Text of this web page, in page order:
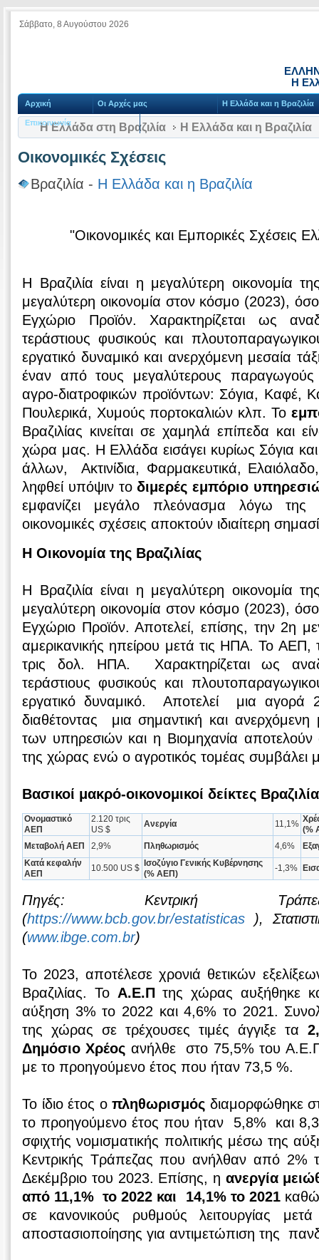
Σάββατο, 8 Αυγούστου 2026
Η
Αρχική Οι Αρχές μας Η Ελλάδα και η Βραζιλία
Επικοινωνία
Η Ελλάδα στη Βραζιλία Η Ελλάδα και η Βραζιλία
Οικονομικές Σχέσεις
Βραζιλία - Η Ελλάδα και η Βραζιλία
"Οικονομικές και Εμπορικές Σχέσεις
Η Βραζιλία είναι η μεγαλύτερη οικονομία
μεγαλύτερη οικονομία στον κόσμο (2023),
Εγχώριο Προϊόν. Χαρακτηρίζεται ως
τεράστιους φυσικούς και
εργατικό δυναμικό και ανερχόμενη μεσαία
έναν από τους μεγαλύτερους παραγωγούς
αγρο-διατροφικών προϊόντων: Σόγια, Καφέ,
Πουλερικά, Χυμούς πορτοκαλιών κλπ. Το
Βραζιλίας κινείται σε χαμηλά επίπεδα και
χώρα μας. Η Ελλάδα εισάγει κυρίως Σόγια
άλλων, Ακτινίδια, Φαρμακευτικά,
ληφθεί υπόψιν τοδιμερές εμπόριο
εμφανίζει μεγάλο πλεόνασμα λόγω της
οικονομικές σχέσεις αποκτούν ιδιαίτερη
Η Οικονομία της Βραζιλίας
Η Βραζιλία είναι η μεγαλύτερη οικονομία
μεγαλύτερη οικονομία στον κόσμο (2023),
Εγχώριο Προϊόν. Αποτελεί, επίσης, την 2η
αμερικανικής ηπείρου μετά τις ΗΠΑ. Το
τρις δολ. ΗΠΑ. Χαρακτηρίζεται ως
τεράστιους φυσικούς και
εργατικό δυναμικό. Αποτελεί μια
διαθέτοντας μια σημαντική και
των υπηρεσιών και η Βιομηχανία
της χώρας ενώ ο αγροτικός τομέας συμβάλει
Βασικοί μακρό-οικονομικοί δείκτες
Ονομαστικό
ΑΕΠ
2.120 τρις
US $
Ανεργία 11,1%
(%
Μεταβολή ΑΕΠ
2,9% Πληθωρισμός 4,6%
Κατά κεφαλήν
ΑΕΠ
10.500 US $
Ισοζύγιο Γενικής Κυβέρνησης
(% ΑΕΠ)
-1,3%
Πηγές: Κεντρική
(https://www.bcb.gov.br/estatisticas ),
(www.ibge.com.br)
Το 2023, αποτέλεσε χρονιά θετικών
Βραζιλίας. Το Α.Ε.Πτης χώρας αυξήθηκε
αύξηση 3% το 2022 και 4,6% το 2021.
της χώρας σε τρέχουσες τιμές άγγιξε τα
Δημόσιο Χρέος ανήλθε στο 75,5% του
με το προηγούμενο έτος που ήταν 73,5 %.
Το ίδιο έτος οπληθωρισμός διαμορφώθηκε
το προηγούμενο έτος που ήταν 5,8% και
σφιχτής νομισματικής πολιτικής μέσω της
Κεντρικής Τράπεζας που ανήλθαν από 2%
Δεκέμβριο του 2023. Επίσης, η ανεργία
από 11,1% το 2022 και 14,1% το 2021
σε κανονικούς ρυθμούς λειτουργίας
αποστασιοποίησης για αντιμετώπιση της